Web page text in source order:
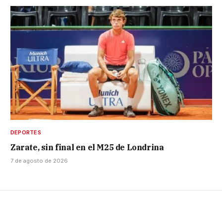
DEPORTES
Zarate, sin final en el M25 de Londrina
7 de agosto de 2026